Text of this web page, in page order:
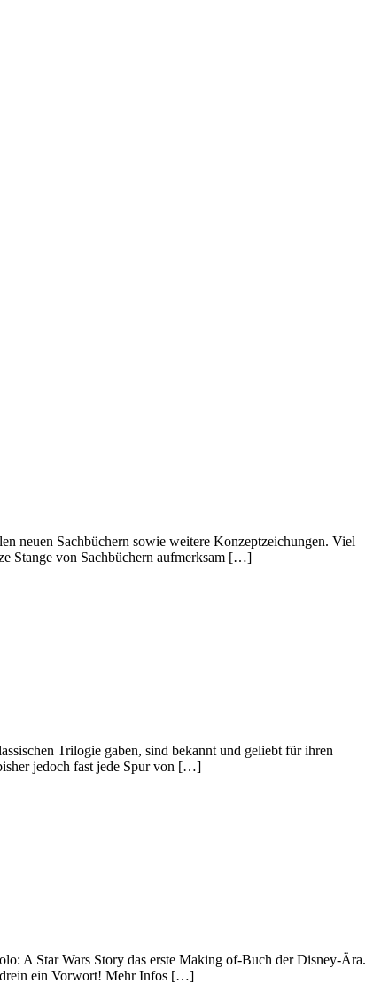
neuen Sachbüchern sowie weitere Konzeptzeichungen. Viel
Stange von Sachbüchern aufmerksam […]
Trilogie gaben, sind bekannt und geliebt für ihren
jedoch fast jede Spur von […]
A Star Wars Story das erste Making of-Buch der Disney-Ära.
ein Vorwort! Mehr Infos […]